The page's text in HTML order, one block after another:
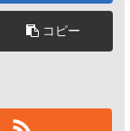
コピー